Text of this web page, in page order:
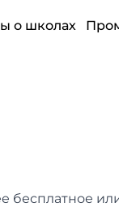
о школах